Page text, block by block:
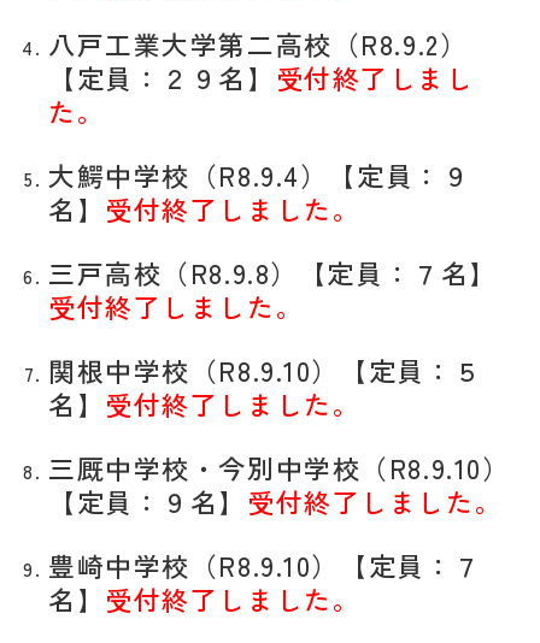
八戸工業大学第二高校（R8.9.2）
【定員：２９名】 受付終了しまし
た。
大鰐中学校（R8.9.4）【定員：９
名】 受付終了しました。
三戸高校（R8.9.8）【定員：７名】
受付終了しました。
関根中学校（R8.9.10）【定員：５
名】 受付終了しました。
三厩中学校・今別中学校（R8.9.10）
【定員：９名】 受付終了しました。
豊崎中学校（R8.9.10）【定員：７
名】 受付終了しました。